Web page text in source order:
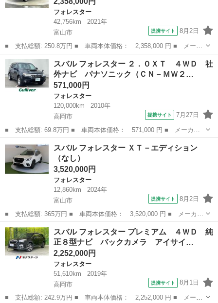
フォレスター
42,756km
2021年
富山市
提携サイト 8月2日
■ 支払総額: 250.8万円 ■ 車両本体価格： 2,358,000 円 ■ メーカ
ー名： スバル ■ 車種名： フォレスター ■ グレード名： アド
バンス アイサイト バックモニター ハーフレザーシート スマー
トキー ...
富山 富山市
スバル フォレスター ２．０ＸＴ ４ＷＤ 社
外ナビ パナソニック（ＣＮ－ＭＷ２…
571,000円
フォレスター
120,000km
2010年
高岡市
提携サイト 7月27日
■ 支払総額: 69.8万円 ■ 車両本体価格： 571,000 円 ■ メーカー
名： スバル ■ 車種名： フォレスター ■ グレード名： ２．０
ＸＴ ４ＷＤ 社外ナビ パナソニック（ＣＮ－ＭＷ２００Ｄ） Ａ
Ｍ・ＦＭ／ワ...
富山 高岡市
スバル フォレスター ＸＴ－エディション
（なし）
3,520,000円
フォレスター
12,860km
2024年
富山市
提携サイト 8月2日
■ 支払総額: 365万円 ■ 車両本体価格： 3,520,000 円 ■ メーカー
名： スバル ■ 車種名： フォレスター ■ グレード名： ＸＴ－
エディション ■ 排気量： 1800cc ■ ドア枚数： 5D ■ ミッ...
富山 富山市
スバル フォレスター プレミアム ４ＷＤ 純
正８型ナビ バックカメラ アイサイ…
2,252,000円
フォレスター
51,610km
2019年
高岡市
提携サイト 8月1日
■ 支払総額: 242.9万円 ■ 車両本体価格： 2,252,000 円 ■ メーカ